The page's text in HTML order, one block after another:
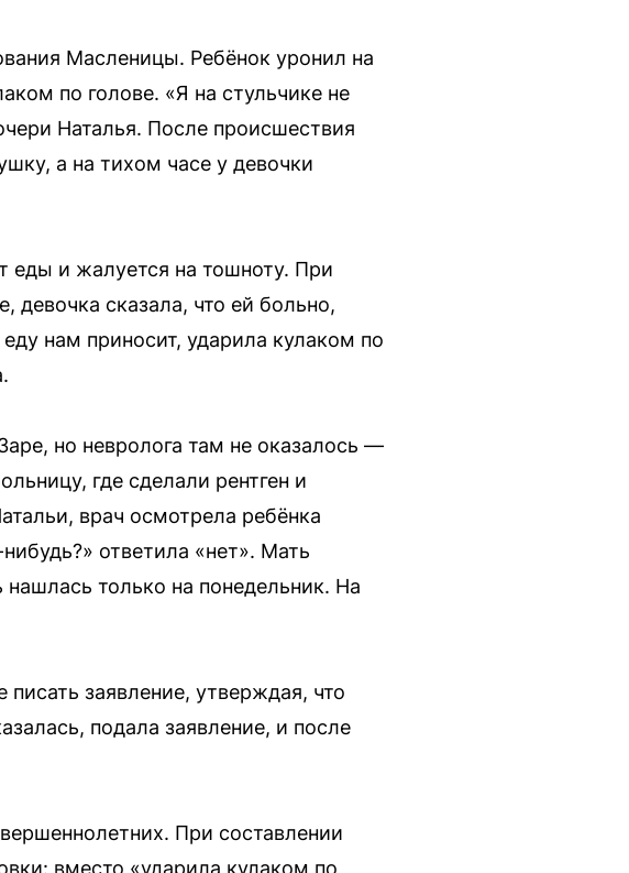
Масленицы. Ребёнок уронил на
по голове. «Я на стульчике не
Наталья. После происшествия
а на тихом часе у девочки
еды и жалуется на тошноту. При
девочка сказала, что ей больно,
нам приносит, ударила кулаком по
но невролога там не оказалось —
где сделали рентген и
врач осмотрела ребёнка
ответила «нет». Мать
только на понедельник. На
заявление, утверждая, что
подала заявление, и после
При составлении
вместо «ударила кулаком по